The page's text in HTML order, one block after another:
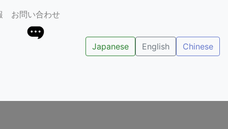
お問い合わせ
Japanese English Chinese